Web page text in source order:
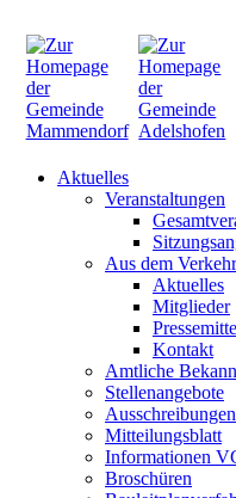
Aktuelles
Veranstaltungen
Aus dem
Aktuelles
Mitglieder
Kontakt
Amtliche
Stellenangebote
Ausschreibungen
Mitteilungsblatt
Informationen
Broschüren